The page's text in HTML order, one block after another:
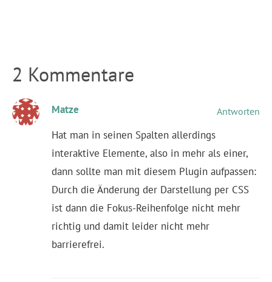
2 Kommentare
Matze Antworten
Hat man in seinen Spalten allerdings
interaktive Elemente, also in mehr als einer,
dann sollte man mit diesem Plugin aufpassen:
Durch die Änderung der Darstellung per CSS
ist dann die Fokus-Reihenfolge nicht mehr
richtig und damit leider nicht mehr
barrierefrei.